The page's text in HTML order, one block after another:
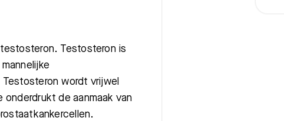
Testosteron is
wordt vrijwel
de aanmaak van